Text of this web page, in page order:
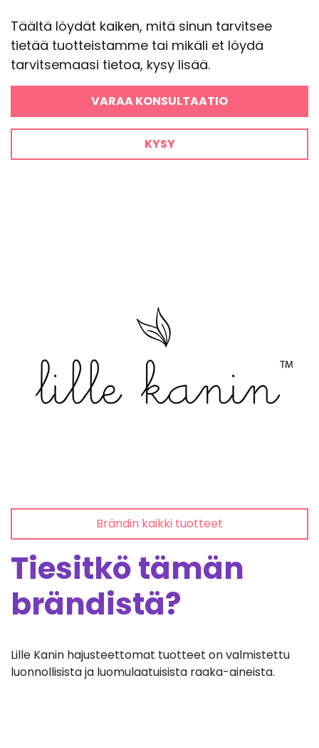
Täältä löydät kaiken, mitä sinun tarvitsee
tietää tuotteistamme tai mikäli et löydä
tarvitsemaasi tietoa, kysy lisää.
VARAA KONSULTAATIO
KYSY
Brändin kaikki tuotteet
Tiesitkö tämän
brändistä?
Lille Kanin hajusteettomat tuotteet on valmistettu
luonnollisista ja luomulaatuisista raaka-aineista.